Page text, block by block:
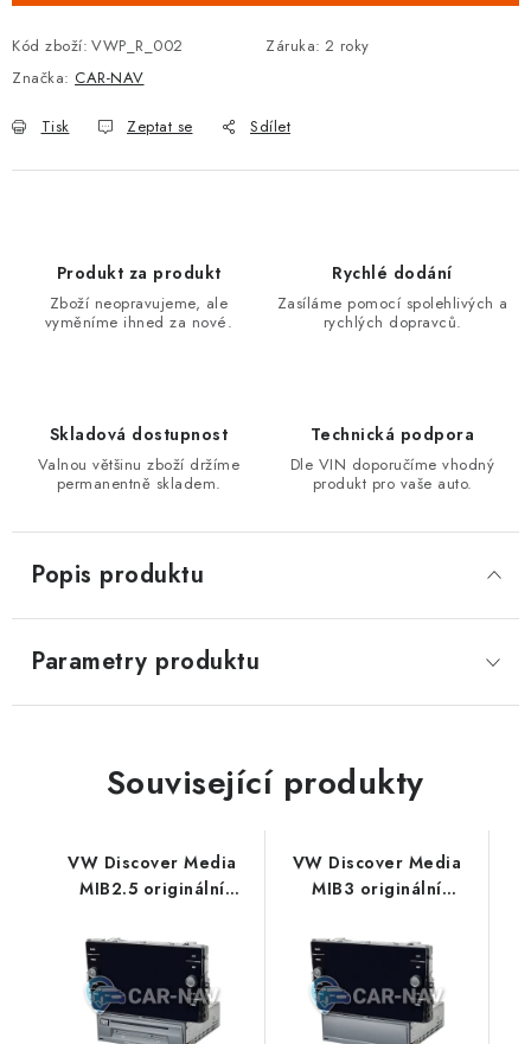
Kód zboží: VWP_R_002 Záruka: 2 roky
Značka: CAR-NAV
Tisk Zeptat se Sdílet
Produkt za produkt
Zboží neopravujeme, ale
vyměníme ihned za nové.
Rychlé dodání
Zasíláme pomocí spolehlivých a
rychlých dopravců.
Skladová dostupnost
Valnou většinu zboží držíme
permanentně skladem.
Technická podpora
Dle VIN doporučíme vhodný
produkt pro vaše auto.
Popis produktu
Parametry produktu
Související produkty
VW Discover Media
MIB2.5 originální
VW Discover Media
MIB3 originální